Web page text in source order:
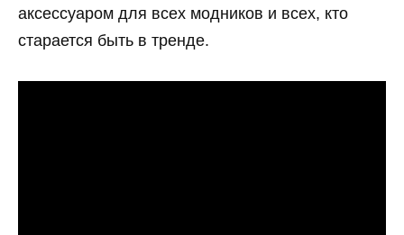
аксессуаром для всех модников и всех, кто
старается быть в тренде.